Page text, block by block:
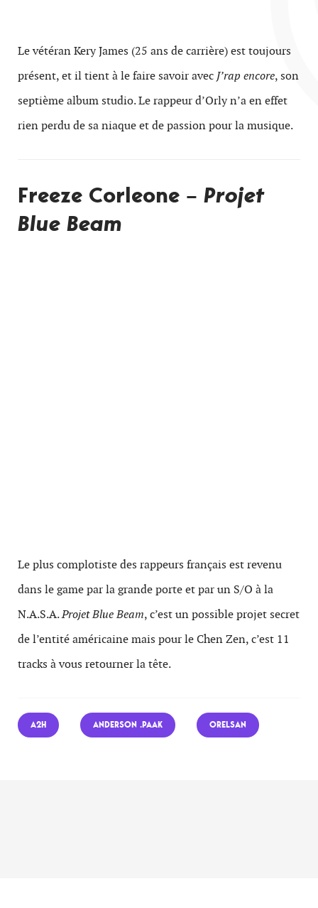
Le vétéran Kery James (25 ans de carrière) est toujours
présent, et il tient à le faire savoir avec J’rap encore, son
septième album studio. Le rappeur d’Orly n’a en effet
rien perdu de sa niaque et de passion pour la musique.
Freeze Corleone – Projet
Blue Beam
Le plus complotiste des rappeurs français est revenu
dans le game par la grande porte et par un S/O à la
N.A.S.A.Projet Blue Beam, c’est un possible projet secret
de l’entité américaine mais pour le Chen Zen, c’est 11
tracks à vous retourner la tête.
A2H ANDERSON .PAAK ORELSAN